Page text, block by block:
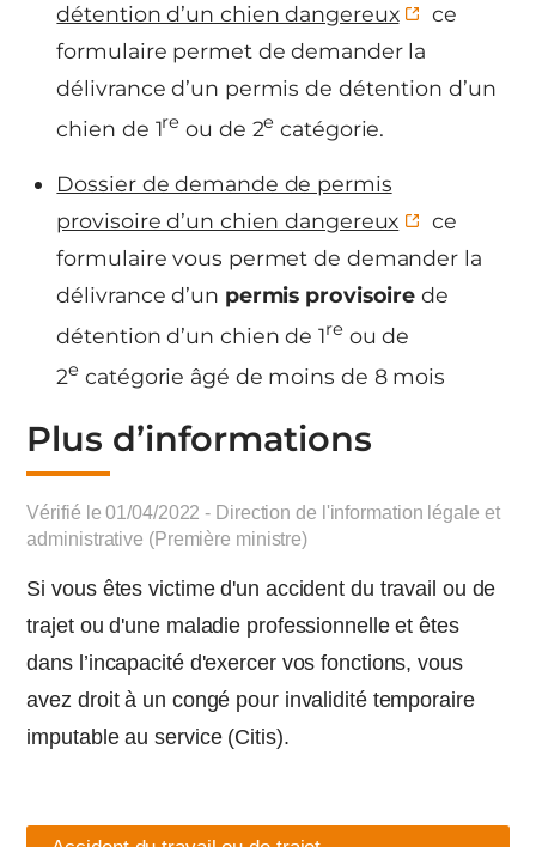
détention d’un chien dangereux
ce
formulaire permet de demander la
délivrance d’un permis de détention d’un
chien de 1re ou de 2e catégorie.
Dossier de demande de permis
provisoire d’un chien dangereux
ce
formulaire vous permet de demander la
délivrance d’un permis provisoire de
détention d’un chien de 1re ou de
2e catégorie âgé de moins de 8 mois
Plus d’informations
Vérifié le 01/04/2022 - Direction de l'information légale et
administrative (Première ministre)
Si vous êtes victime d'un accident du travail ou de
trajet ou d'une maladie professionnelle et êtes
dans l’incapacité d'exercer vos fonctions, vous
avez droit à un congé pour invalidité temporaire
imputable au service (Citis).